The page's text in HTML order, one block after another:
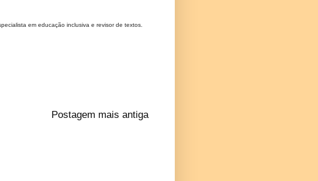
em educação inclusiva e revisor de textos.
Postagem mais antiga